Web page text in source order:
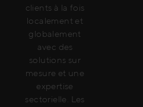
clients à la fois
localement et
globalement
avec des
solutions sur
mesure et une
expertise
sectorielle. Les